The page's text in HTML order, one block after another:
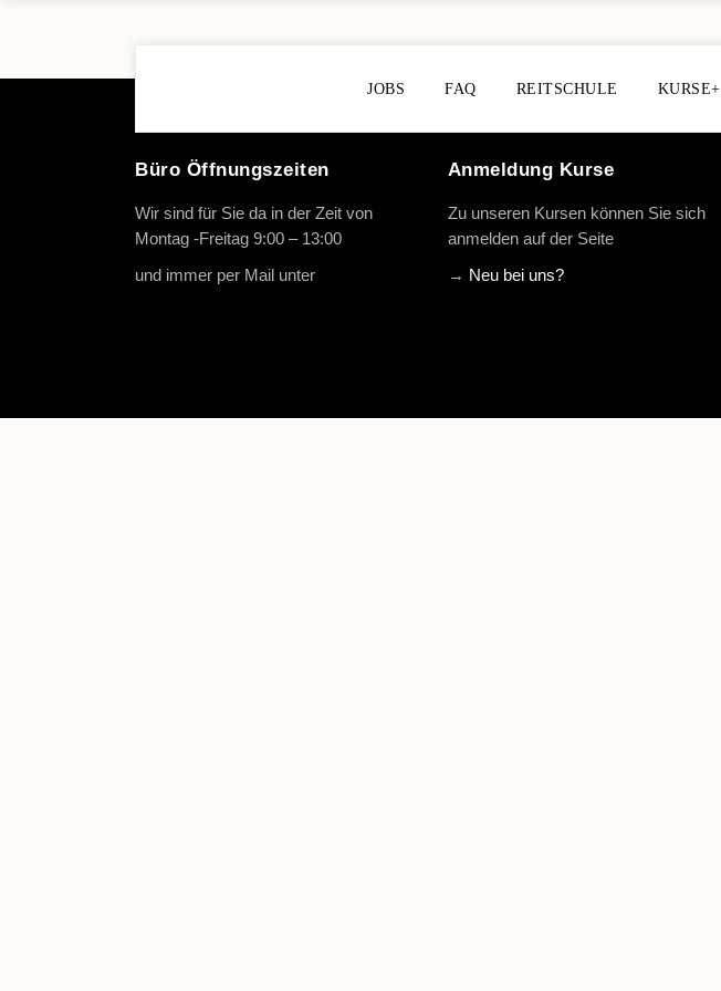
JOBS FAQ REITSCHULE KURSE+
Büro Öffnungszeiten
Wir sind für Sie da in der Zeit von
Montag -Freitag 9:00 – 13:00
und immer per Mail unter
Anmeldung Kurse
Zu unseren Kursen können Sie sich
anmelden auf der Seite
→ Neu bei uns?